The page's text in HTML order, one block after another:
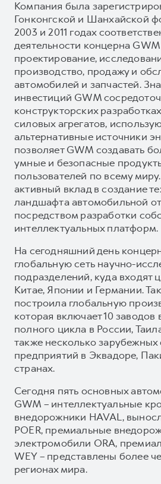
Компания была
Гонконгской и Шанхайской
2003 и 2011 годах
деятельности концерна
проектирование,
производство, продажу и
автомобилей и запчастей.
инвестиций GWM
конструкторских
силовых агрегатов,
альтернативные источники
позволяет GWM создавать
умные и безопасные
пользователей по всему
активный вклад в создание
ландшафта автомобильной
посредством разработки
интеллектуальных платформ.
На сегодняшний день
глобальную сеть научно-
подразделений, куда входят
Китае, Японии и Германии.
построила глобальную
которая включает 10 заводов
полного цикла в России,
также несколько
предприятий в Эквадоре,
странах.
Сегодня пять основных
GWM – интеллектуальные
внедорожники HAVAL,
POER, премиальные
электромобили ORA,
WEY – представлены более
регионах мира.